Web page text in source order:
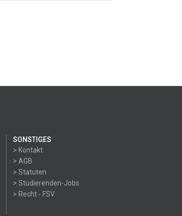
SONSTIGES
> Kontakt
> AGB
> Statuten
> Studierenden-Jobs
> Recht - FSV